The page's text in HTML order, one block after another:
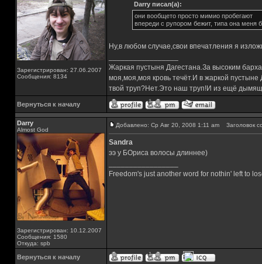
Зарегистрирован: 27.06.2007
Сообщения: 8134
Darry писал(а):
они вообщето просто мимио пробегают
впереди с рупором бежит, типа она меня
Ну,в любом случае,свои впечатления я
Жаркая пустыня Дагестана.За высоким
моя,моя,моя кровь течёт.И в жаркой
твой труп?Нет.Это наш труп!И из ещё
Вернуться к началу
Darry
Almost God
Зарегистрирован: 10.12.2007
Сообщения: 1580
Откуда: spb
Добавлено: Ср Авг 20, 2008 1:11 am Заголовок
Sandra
ээ у БОриса волосы длиннее)
Freedom's just another word for nothin' left to
Вернуться к началу